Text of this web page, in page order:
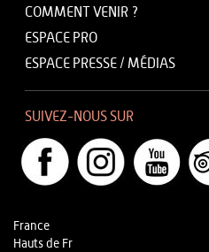
COMMENT VENIR ?
ESPACE PRO
ESPACE PRESSE / MÉDIAS
SUIVEZ-NOUS SUR
France
Hauts de Fr